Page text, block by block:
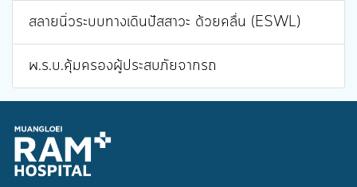
สลายนิ่วระบบทางเดินปัสสาวะ ด้วยคลื่น (ESWL)
พ.ร.บ.คุ้มครองผู้ประสบภัยจากรถ